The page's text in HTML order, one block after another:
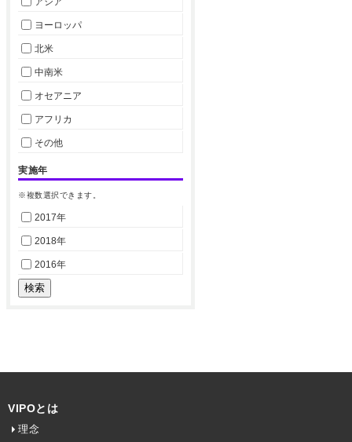
ヨーロッパ
北米
中南米
オセアニア
アフリカ
その他
実施年
※複数選択できます。
2017年
2018年
2016年
VIPOとは
理念